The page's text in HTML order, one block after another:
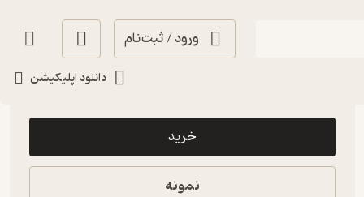
ورود / ثبت‌نام
دانلود اپلیکیشن
55,000
خرید
نمونه